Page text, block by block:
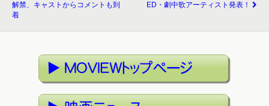
解禁、キャストからコメントも到
着
ED・劇中歌アーティスト発表！